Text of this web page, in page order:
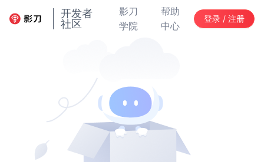
开发者
社区
影刀
学院
帮助
中心
登录 / 注册